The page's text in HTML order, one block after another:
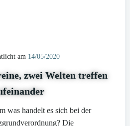
am 14/05/2020
zwei Welten treffen
was handelt es sich bei der
Die